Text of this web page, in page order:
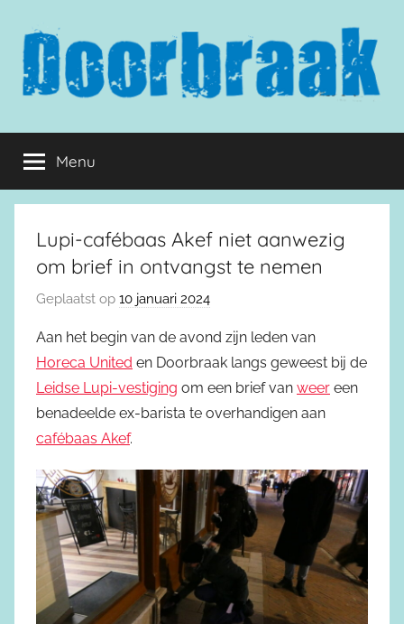
inhoud
springen
Doorbraak.eu
Menu
Lupi-cafébaas Akef niet aanwezig
om brief in ontvangst te nemen
Geplaatst op 10 januari 2024
Aan het begin van de avond zijn leden van
Horeca United en Doorbraak langs geweest bij de
Leidse Lupi-vestiging om een brief van weer een
benadeelde ex-barista te overhandigen aan
cafébaas Akef.